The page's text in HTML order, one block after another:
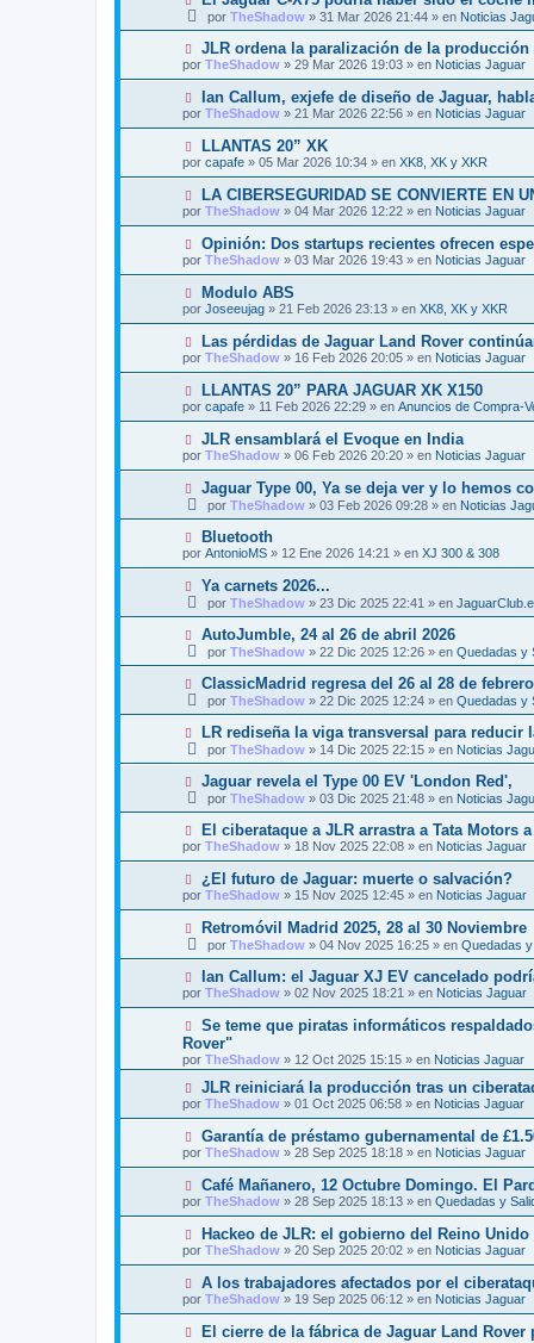
e
a
e
o
e
n
s
a
e
o
m
e
s
a
e
por TheShadow » 31 Mar 2026 21:44 » en Noticias
N
u
e
v
o
m
e
s
a
e
JLR ordena la paralización de la
por TheShadow » 29 Mar 2026 19:03 » en Noticias Jaguar
N
u
e
v
o
m
e
s
a
e
Ian Callum, exjefe de diseño de Jaguar,
por TheShadow » 21 Mar 2026 22:56 » en Noticias Jaguar
N
u
e
v
o
m
e
n
s
a
e
LLANTAS 20” XK
por capafe » 05 Mar 2026 10:34 » en XK8, XK y XKR
N
u
e
o
m
e
s
a
e
LA CIBERSEGURIDAD SE CONVIERTE EN
por TheShadow » 04 Mar 2026 12:22 » en Noticias Jaguar
N
u
e
v
o
m
e
s
a
e
Opinión: Dos startups recientes ofrecen
por TheShadow » 03 Mar 2026 19:43 » en Noticias Jaguar
N
u
e
v
o
m
e
s
a
e
Modulo ABS
por Joseeujag » 21 Feb 2026 23:13 » en XK8, XK y XKR
N
u
e
v
o
m
e
n
s
a
e
Las pérdidas de Jaguar Land Rover
por TheShadow » 16 Feb 2026 20:05 » en Noticias Jaguar
N
u
e
o
m
e
n
a
e
LLANTAS 20” PARA JAGUAR XK X150
por capafe » 11 Feb 2026 22:29 » en Anuncios de Compra-
N
u
e
o
e
s
a
JLR ensamblará el Evoque en India
por TheShadow » 06 Feb 2026 20:20 » en Noticias Jaguar
N
v
o
m
e
n
a
e
Jaguar Type 00, Ya se deja ver y lo hemos
por TheShadow » 03 Feb 2026 09:28 » en Noticias
N
u
e
v
e
n
a
e
Bluetooth
por AntonioMS » 12 Ene 2026 14:21 » en XJ 300 & 308
N
o
e
n
a
e
Ya carnets 2026...
por TheShadow » 23 Dic 2025 22:41 » en
N
o
e
a
e
AutoJumble, 24 al 26 de abril 2026
por TheShadow » 22 Dic 2025 12:26 » en Quedadas y
N
v
o
e
n
a
e
ClassicMadrid regresa del 26 al 28 de
por TheShadow » 22 Dic 2025 12:24 » en Quedadas y
N
o
e
s
a
e
LR rediseña la viga transversal para reducir
por TheShadow » 14 Dic 2025 22:15 » en Noticias
N
v
o
m
e
s
a
e
Jaguar revela el Type 00 EV 'London Red',
por TheShadow » 03 Dic 2025 21:48 » en Noticias
N
u
e
o
m
e
a
e
El ciberataque a JLR arrastra a Tata Motors
por TheShadow » 18 Nov 2025 22:08 » en Noticias Jaguar
N
u
e
v
o
e
s
a
e
¿El futuro de Jaguar: muerte o salvación?
por TheShadow » 15 Nov 2025 12:45 » en Noticias Jaguar
N
v
o
m
e
n
s
a
j
Retromóvil Madrid 2025, 28 al 30 Noviembre
por TheShadow » 04 Nov 2025 16:25 » en Quedadas y
N
u
e
v
o
m
e
n
s
a
j
e
Ian Callum: el Jaguar XJ EV cancelado
por TheShadow » 02 Nov 2025 18:21 » en Noticias Jaguar
N
e
v
m
e
n
s
a
j
e
Se teme que piratas informáticos
Rover"
por TheShadow » 12 Oct 2025 15:15 » en Noticias Jaguar
N
u
e
o
m
e
n
s
a
e
JLR reiniciará la producción tras un
por TheShadow » 01 Oct 2025 06:58 » en Noticias Jaguar
N
u
e
o
m
e
s
a
e
Garantía de préstamo gubernamental de
por TheShadow » 28 Sep 2025 18:18 » en Noticias Jaguar
N
u
e
v
o
m
e
n
s
a
e
Café Mañanero, 12 Octubre Domingo. El
por TheShadow » 28 Sep 2025 18:13 » en Quedadas y
N
u
e
o
m
e
Hackeo de JLR: el gobierno del Reino
por TheShadow » 20 Sep 2025 20:02 » en Noticias Jaguar
N
u
e
v
o
A los trabajadores afectados por el
por TheShadow » 19 Sep 2025 06:12 » en Noticias Jaguar
NEl cierre de la fábrica de Jaguar Land